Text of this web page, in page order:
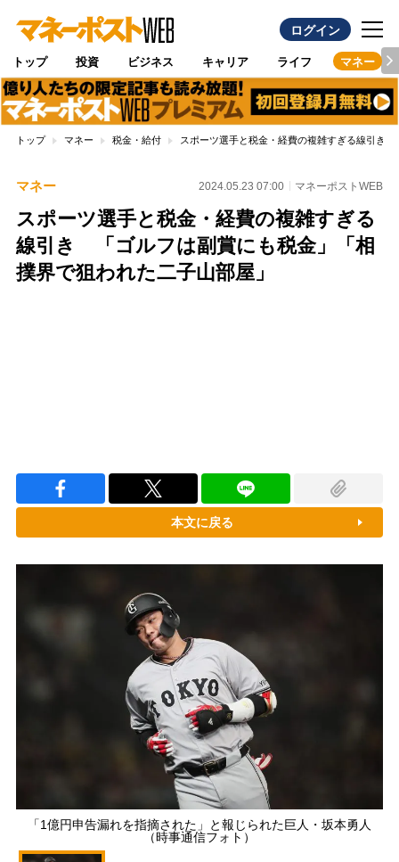
ログイン
トップ 投資 ビジネス キャリア ライフ マネー
トップ マネー 税金・給付 スポーツ選手と税金・経費の複雑すぎる線引き
マネー 2024.05.23 07:00 マネーポストWEB
スポーツ選手と税金・経費の複雑すぎる
線引き 「ゴルフは副賞にも税金」「相
撲界で狙われた二子山部屋」
本文に戻る
「1億円申告漏れを指摘された」と報じられた巨人・坂本勇人
（時事通信フォト）